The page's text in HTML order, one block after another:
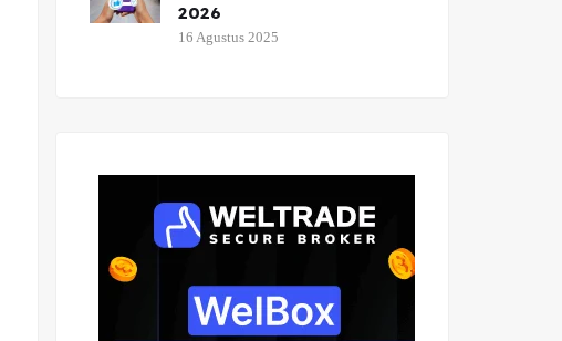
2026
16 Agustus 2025